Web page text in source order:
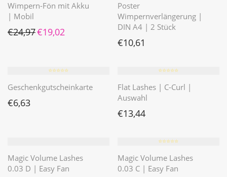
Wimpern-Fön mit Akku
| Mobil
€24,97 Ursprünglicher Preis war: €24,97
€19,02 Aktueller Preis ist: €19,02.
Poster
Wimpernverlängerung |
DIN A4 | 2 Stück
€10,61
⭐️⭐️⭐️⭐️⭐️
Geschenkgutscheinkarte
€6,63
⭐️⭐️⭐️⭐️⭐️
Flat Lashes | C-Curl |
Auswahl
€13,44
Magic Volume Lashes
0.03 D | Easy Fan
⭐️⭐️⭐️⭐️⭐️
Magic Volume Lashes
0.03 C | Easy Fan